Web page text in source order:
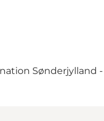
Sønderjylland